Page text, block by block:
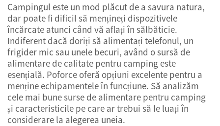
Produse
Servicii
Știri
Contactați-ne
Campingul este un mod plăcut de a savura natura,
dar poate fi dificil să mențineți dispozitivele
încărcate atunci când vă aflați în sălbăticie.
Indiferent dacă doriți să alimentați telefonul, un
frigider mic sau unele becuri, având o sursă de
alimentare de calitate pentru camping este
esențială. Poforce oferă opțiuni excelente pentru a
menține echipamentele în funcțiune. Să analizăm
cele mai bune surse de alimentare pentru camping
și caracteristicile pe care ar trebui să le luați în
considerare la alegerea uneia.